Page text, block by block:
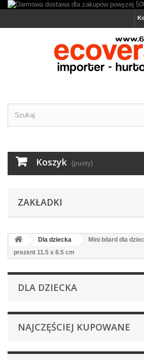
Koszyk (pusty)
ZAKŁADKI
Dla dziecka
Mini bilard dla
prezent 11.5 x 8.5 cm
DLA DZIECKA
NAJCZĘŚCIEJ KUPOWANE